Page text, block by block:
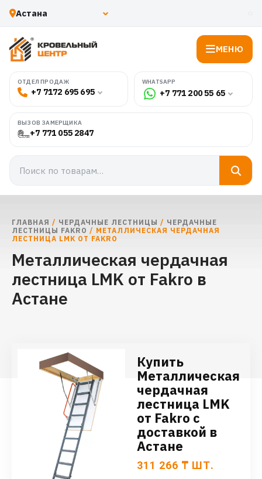
МЕНЮ
ОТДЕЛ ПРОДАЖ
+7 7172 695 695
WHATSAPP
+7 771 200 55 65
ВЫЗОВ ЗАМЕРЩИКА
+7 771 055 2847
ГЛАВНАЯ / ЧЕРДАЧНЫЕ ЛЕСТНИЦЫ / ЧЕРДАЧНЫЕ
ЛЕСТНИЦЫ FAKRO / МЕТАЛЛИЧЕСКАЯ ЧЕРДАЧНАЯ
ЛЕСТНИЦА LMK ОТ FAKRO
Металлическая чердачная
лестница LMK от Fakro в
Астане
Купить
Металлическая
чердачная
лестница LMK
от Fakro с
доставкой в
Астане
311 266 ₸ ШТ.